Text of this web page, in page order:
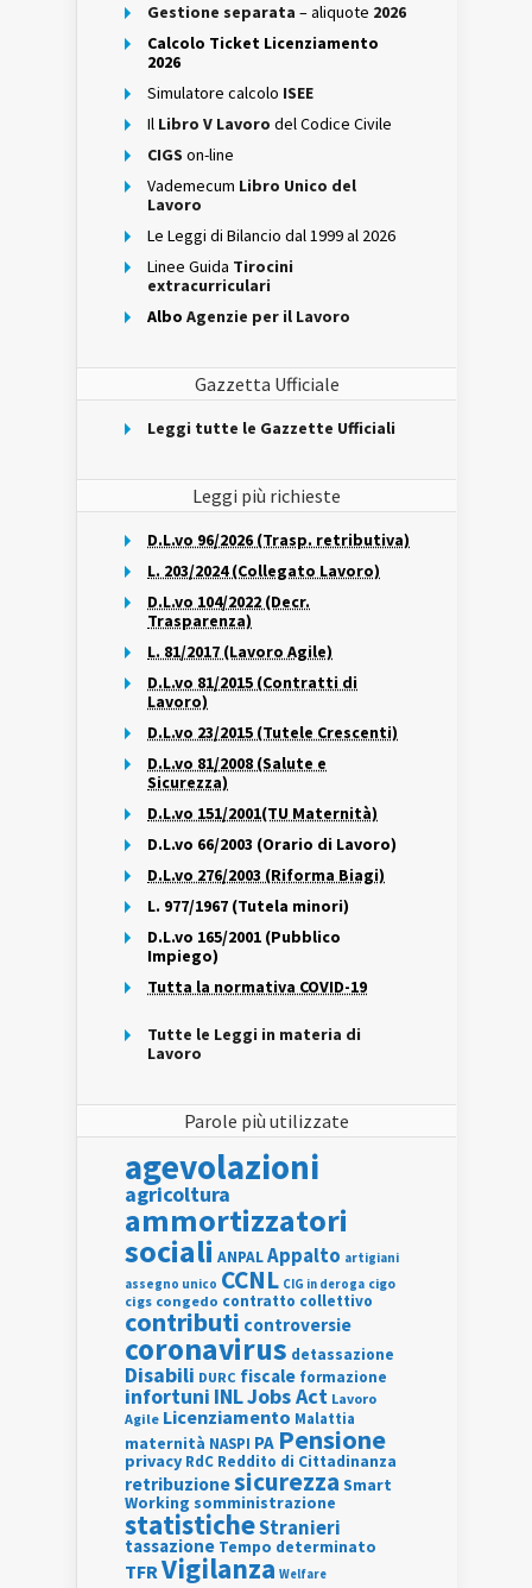
Gestione separata – aliquote 2026
Calcolo Ticket Licenziamento
2026
Simulatore calcolo ISEE
Il Libro V Lavoro del Codice Civile
CIGS on-line
Vademecum Libro Unico del
Lavoro
Le Leggi di Bilancio dal 1999 al 2026
Linee Guida Tirocini
extracurriculari
Albo Agenzie per il Lavoro
Gazzetta Ufficiale
Leggi tutte le Gazzette Ufficiali
Leggi più richieste
D.L.vo 96/2026 (Trasp. retributiva)
L. 203/2024 (Collegato Lavoro)
D.L.vo 104/2022 (Decr.
Trasparenza)
L. 81/2017 (Lavoro Agile)
D.L.vo 81/2015 (Contratti di
Lavoro)
D.L.vo 23/2015 (Tutele Crescenti)
D.L.vo 81/2008 (Salute e
Sicurezza)
D.L.vo 151/2001(TU Maternità)
D.L.vo 66/2003 (Orario di Lavoro)
D.L.vo 276/2003 (Riforma Biagi)
L. 977/1967 (Tutela minori)
D.L.vo 165/2001 (Pubblico
Impiego)
Tutta la normativa COVID-19
Tutte le Leggi in materia di
Lavoro
Parole più utilizzate
agevolazioni
agricoltura
ammortizzatori
sociali ANPALAppalto artigiani
assegno unico CCNL CIG in deroga cigo
cigs congedo contratto collettivo
contributi controversie
coronavirus detassazione
Disabili DURC fiscale formazione
infortuni INLJobs Act Lavoro
Agile Licenziamento Malattia
maternità NASPI PA Pensione
privacy RdC Reddito di Cittadinanza
retribuzionesicurezza Smart
Working somministrazione
statisticheStranieri
tassazione Tempo determinato
TFRVigilanza Welfare